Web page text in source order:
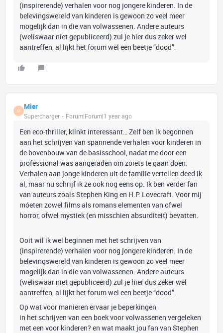
(inspirerende) verhalen voor nog jongere kinderen. In de
belevingswereld van kinderen is gewoon zo veel meer
mogelijk dan in die van volwassenen. Andere auteurs
(weliswaar niet gepubliceerd) zul je hier dus zeker wel
aantreffen, al lijkt het forum wel een beetje “dood”.
M Mier
Supercharger Forum|Forum|1 year ago
Een eco-thriller, klinkt interessant… Zelf ben ik begonnen
aan het schrijven van spannende verhalen voor kinderen in
de bovenbouw van de basisschool, nadat me door een
professional was aangeraden om zoiets te gaan doen.
Verhalen aan jonge kinderen uit de familie vertellen deed ik
al, maar nu schrijf ik ze ook nog eens op. Ik ben verder fan
van auteurs zoals Stephen King en H.P. Lovecraft. Voor mij
móeten zowel films als romans elementen van ofwel
horror, ofwel mystiek (en misschien absurditeit) bevatten.
Ooit wil ik wel beginnen met het schrijven van
(inspirerende) verhalen voor nog jongere kinderen. In de
belevingswereld van kinderen is gewoon zo veel meer
mogelijk dan in die van volwassenen. Andere auteurs
(weliswaar niet gepubliceerd) zul je hier dus zeker wel
aantreffen, al lijkt het forum wel een beetje “dood”.
Op wat voor manieren ervaar je beperkingen
in het schrijven van een boek voor volwassenen vergeleken
met een voor kinderen? en wat maakt jou fan van Stephen